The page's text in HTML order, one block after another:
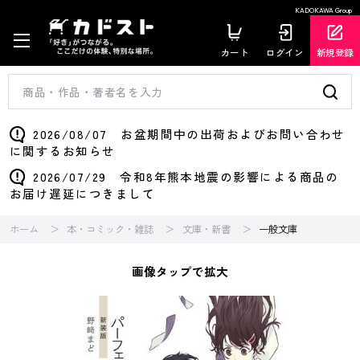
KADOKAWA Group
カート ログイン 新規登録
2026/08/07 お盆期間中の出荷およびお問い合わせ
に関するお知らせ
2026/07/29 令和8年熊本地震の影響による商品の
お届け遅延につきまして
ホーム 本・コミック・雑誌 文庫・新書 一般文庫
画像タップで拡大